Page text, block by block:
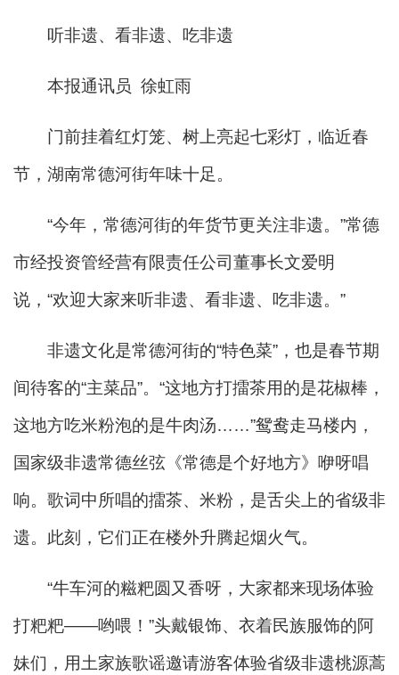
听非遗、看非遗、吃非遗
本报通讯员 徐虹雨
门前挂着红灯笼、树上亮起七彩灯，临近春
节，湖南常德河街年味十足。
“今年，常德河街的年货节更关注非遗。”常德
市经投资管经营有限责任公司董事长文爱明
说，“欢迎大家来听非遗、看非遗、吃非遗。”
非遗文化是常德河街的“特色菜”，也是春节期
间待客的“主菜品”。“这地方打擂茶用的是花椒棒，
这地方吃米粉泡的是牛肉汤……”鸳鸯走马楼内，
国家级非遗常德丝弦《常德是个好地方》咿呀唱
响。歌词中所唱的擂茶、米粉，是舌尖上的省级非
遗。此刻，它们正在楼外升腾起烟火气。
“牛车河的糍粑圆又香呀，大家都来现场体验
打粑粑——哟喂！”头戴银饰、衣着民族服饰的阿
妹们，用土家族歌谣邀请游客体验省级非遗桃源蒿